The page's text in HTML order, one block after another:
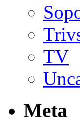
TV
Meta